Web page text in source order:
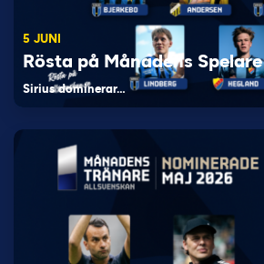
5 JUNI
Rösta på Månadens
Sirius dominerar…